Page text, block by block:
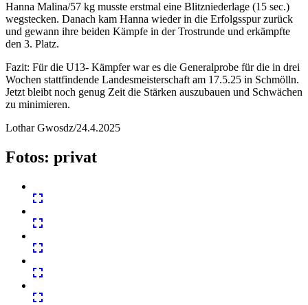
Hanna Malina/57 kg musste erstmal eine Blitzniederlage (15 sec.)
wegstecken. Danach kam Hanna wieder in die Erfolgsspur zurück
und gewann ihre beiden Kämpfe in der Trostrunde und erkämpfte
den 3. Platz.
Fazit: Für die U13- Kämpfer war es die Generalprobe für die in drei
Wochen stattfindende Landesmeisterschaft am 17.5.25 in Schmölln.
Jetzt bleibt noch genug Zeit die Stärken auszubauen und Schwächen
zu minimieren.
Lothar Gwosdz/24.4.2025
Fotos: privat